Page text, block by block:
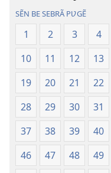
SẼN BE SEBRÃ PƲGẼ
1 2 3 4
10
11 12 13
19
20 21 22
28
29 30 31
37
38 39 40
46
47 48 49